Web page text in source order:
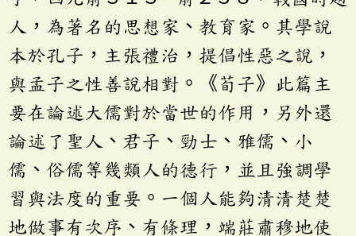
人，為著名的思想家、教育家。其學說
本於孔子，主張禮治，提倡性惡之說，
與孟子之性善說相對。《荀子》此篇主
要在論述大儒對於當世的作用，另外還
論述了聖人、君子、勁士、雅儒、小
儒、俗儒等幾類人的德行，並且強調學
習與法度的重要。一個人能夠清清楚楚
地做事有次序、有條理，端莊肅穆地使